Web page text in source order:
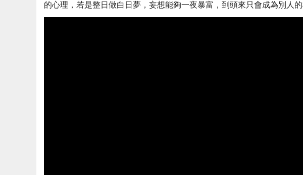
的心理，若是整日做白日夢，妄想能夠一夜暴富，到頭來只會成為別人的